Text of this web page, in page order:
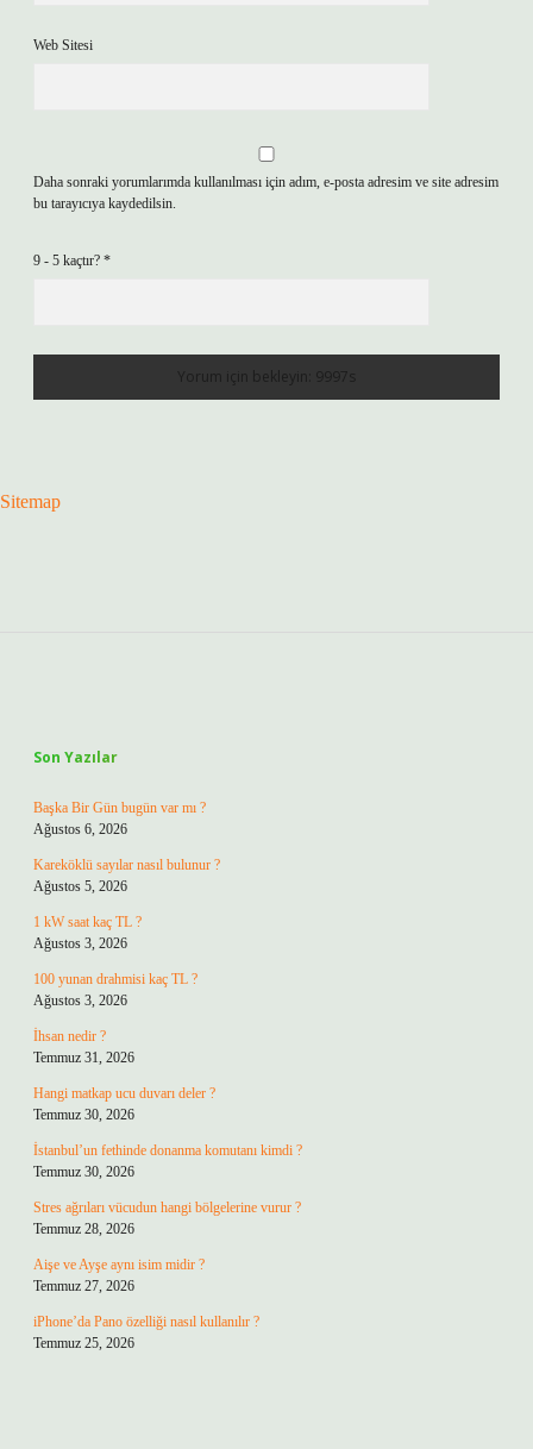
Web Sitesi
Daha sonraki yorumlarımda kullanılması için adım, e-posta adresim ve site adresim
bu tarayıcıya kaydedilsin.
9 - 5 kaçtır? *
Sitemap
Son Yazılar
Başka Bir Gün bugün var mı ?
Ağustos 6, 2026
Kareköklü sayılar nasıl bulunur ?
Ağustos 5, 2026
1 kW saat kaç TL ?
Ağustos 3, 2026
100 yunan drahmisi kaç TL ?
Ağustos 3, 2026
İhsan nedir ?
Temmuz 31, 2026
Hangi matkap ucu duvarı deler ?
Temmuz 30, 2026
İstanbul’un fethinde donanma komutanı kimdi ?
Temmuz 30, 2026
Stres ağrıları vücudun hangi bölgelerine vurur ?
Temmuz 28, 2026
Aişe ve Ayşe aynı isim midir ?
Temmuz 27, 2026
iPhone’da Pano özelliği nasıl kullanılır ?
Temmuz 25, 2026